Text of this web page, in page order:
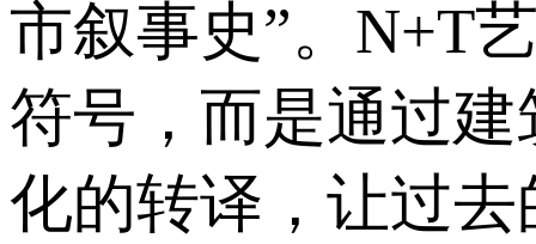
市叙事史”。N+T
符号，而是通过
化的转译，让过